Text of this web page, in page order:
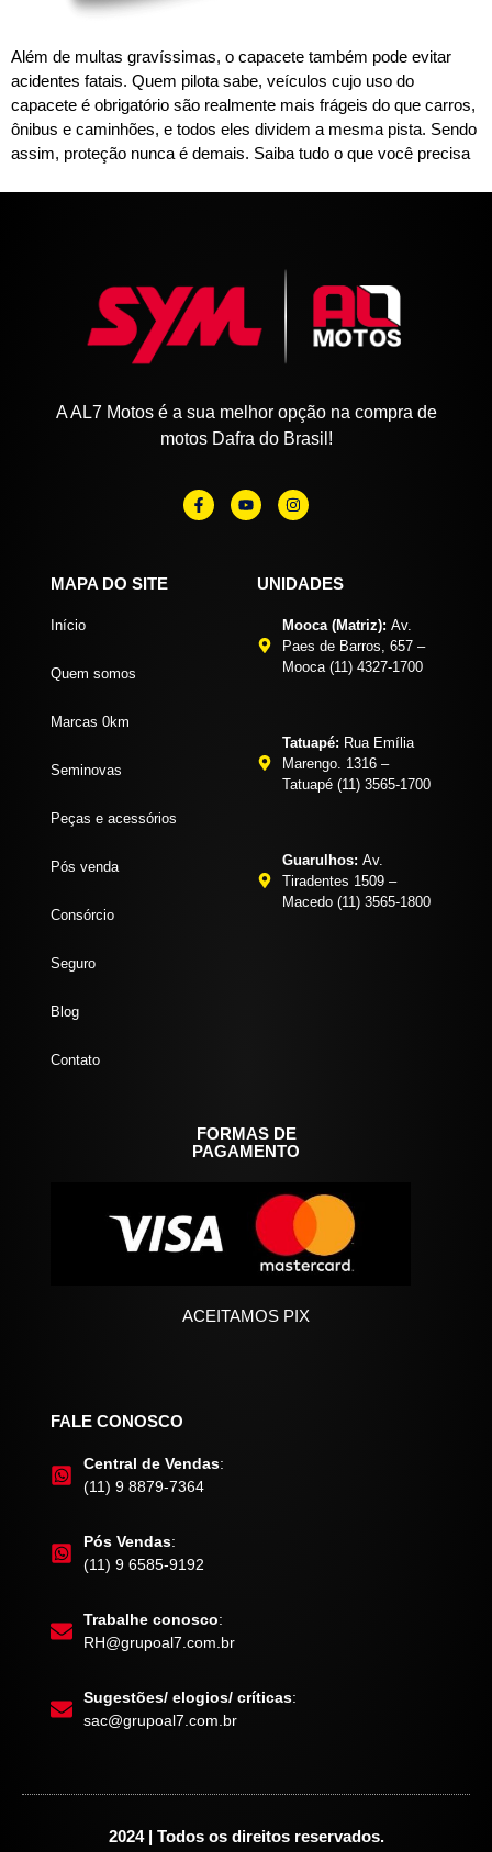
Além de multas gravíssimas, o capacete também pode evitar
acidentes fatais. Quem pilota sabe, veículos cujo uso do
capacete é obrigatório são realmente mais frágeis do que carros,
ônibus e caminhões, e todos eles dividem a mesma pista. Sendo
assim, proteção nunca é demais. Saiba tudo o que você precisa
A AL7 Motos é a sua melhor opção na compra de
motos Dafra do Brasil!
MAPA DO SITE
Início
Quem somos
Marcas 0km
Seminovas
Peças e acessórios
Pós venda
Consórcio
Seguro
Blog
Contato
UNIDADES
Mooca (Matriz): Av.
Paes de Barros, 657 –
Mooca (11) 4327-1700
Tatuapé: Rua Emília
Marengo. 1316 –
Tatuapé (11) 3565-1700
Guarulhos: Av.
Tiradentes 1509 –
Macedo (11) 3565-1800
FORMAS DE
PAGAMENTO
ACEITAMOS PIX
FALE CONOSCO
Central de Vendas:
(11) 9 8879-7364
Pós Vendas:
(11) 9 6585-9192
Trabalhe conosco:
RH@grupoal7.com.br
Sugestões/ elogios/ críticas:
sac@grupoal7.com.br
2024 | Todos os direitos reservados.